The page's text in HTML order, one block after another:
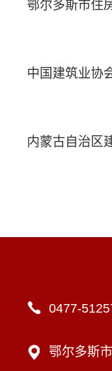
鄂尔多斯市住
中国建筑业协
内蒙古自治区
0477-
鄂尔多斯